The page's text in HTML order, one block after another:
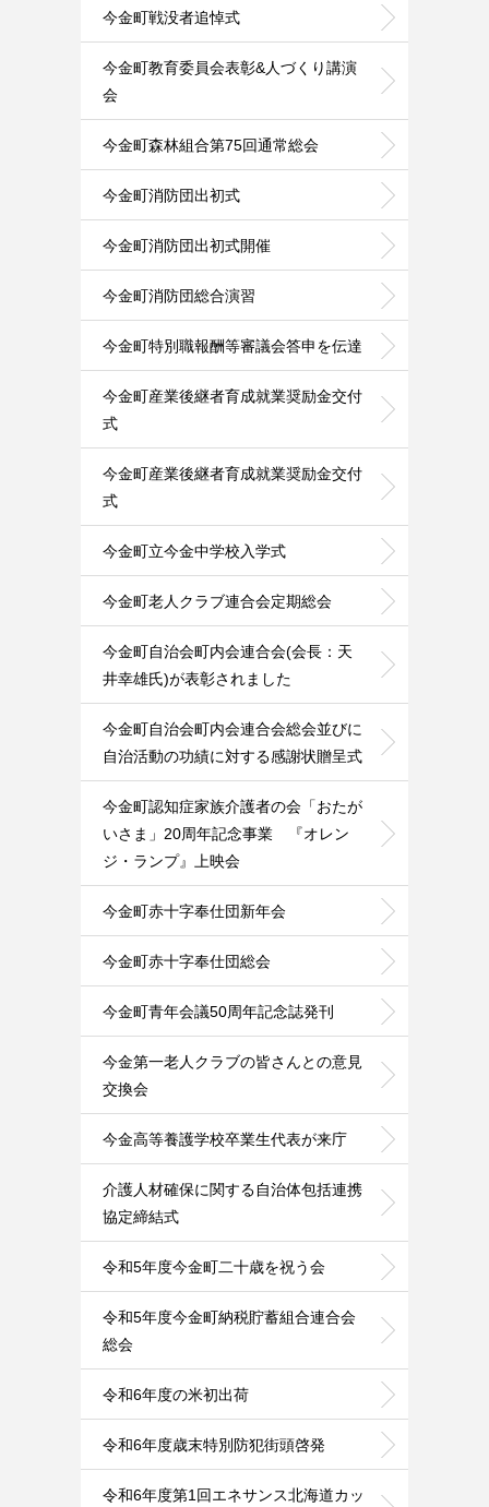
今金町戦没者追悼式
今金町教育委員会表彰&人づくり講演
会
今金町森林組合第75回通常総会
今金町消防団出初式
今金町消防団出初式開催
今金町消防団総合演習
今金町特別職報酬等審議会答申を伝達
今金町産業後継者育成就業奨励金交付
式
今金町産業後継者育成就業奨励金交付
式
今金町立今金中学校入学式
今金町老人クラブ連合会定期総会
今金町自治会町内会連合会(会長：天
井幸雄氏)が表彰されました
今金町自治会町内会連合会総会並びに
自治活動の功績に対する感謝状贈呈式
今金町認知症家族介護者の会「おたが
いさま」20周年記念事業 『オレン
ジ・ランプ』上映会
今金町赤十字奉仕団新年会
今金町赤十字奉仕団総会
今金町青年会議50周年記念誌発刊
今金第一老人クラブの皆さんとの意見
交換会
今金高等養護学校卒業生代表が来庁
介護人材確保に関する自治体包括連携
協定締結式
令和5年度今金町二十歳を祝う会
令和5年度今金町納税貯蓄組合連合会
総会
令和6年度の米初出荷
令和6年度歳末特別防犯街頭啓発
令和6年度第1回エネサンス北海道カッ